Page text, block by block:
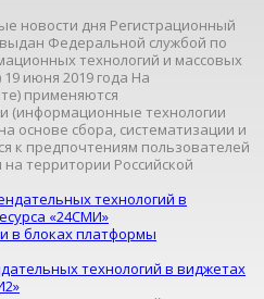
новости дня Регистрационный
Федеральной службой по
технологий и массовых
июня 2019 года На
применяются
(информационные технологии
основе сбора, систематизации и
к предпочтениям пользователей
территории Российской
технологий в
«24СМИ»
в блоках платформы
технологий в виджетах